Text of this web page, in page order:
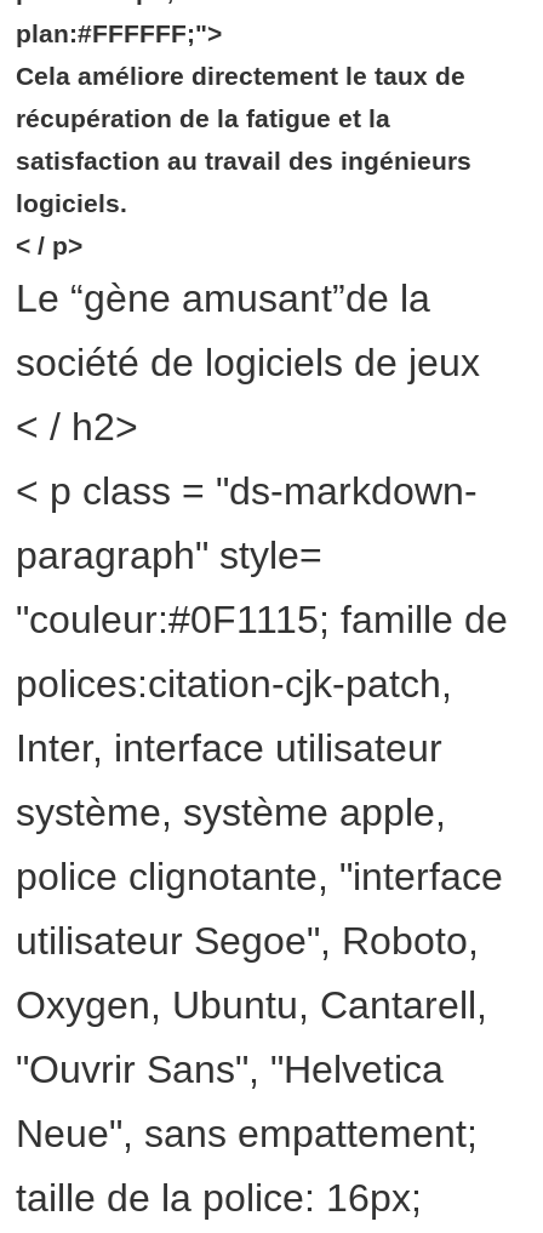
plan:#FFFFFF;">
Cela améliore directement le taux de
récupération de la fatigue et la
satisfaction au travail des ingénieurs
logiciels.
< / p>
Le “gène amusant”de la
société de logiciels de jeux
< / h2>
< p class = "ds-markdown-
paragraph" style=
"couleur:#0F1115; famille de
polices:citation-cjk-patch,
Inter, interface utilisateur
système, système apple,
police clignotante, "interface
utilisateur Segoe", Roboto,
Oxygen, Ubuntu, Cantarell,
"Ouvrir Sans", "Helvetica
Neue", sans empattement;
taille de la police: 16px;